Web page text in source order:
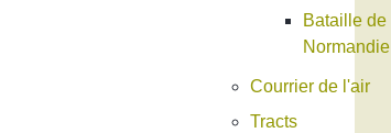
Bataille de
Normandie
Courrier de l'air
Tracts